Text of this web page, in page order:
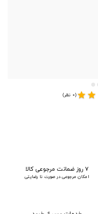
star
star(0 نظر)
۷ روز ضمانت مرجوعی کالا
امکان مرجوعی در صورت نا رضایتی